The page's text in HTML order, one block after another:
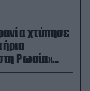
χτύπησε
Ρωσία»